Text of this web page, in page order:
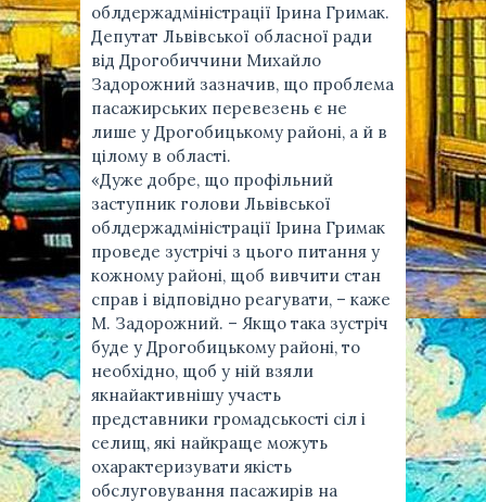
облдержадміністрації Ірина Гримак.
Депутат Львівської обласної ради
від Дрогобиччини Михайло
Задорожний зазначив, що проблема
пасажирських перевезень є не
лише у Дрогобицькому районі, а й в
цілому в області.
«Дуже добре, що профільний
заступник голови Львівської
облдержадміністрації Ірина Гримак
проведе зустрічі з цього питання у
кожному районі, щоб вивчити стан
справ і відповідно реагувати, – каже
М. Задорожний. – Якщо така зустріч
буде у Дрогобицькому районі, то
необхідно, щоб у ній взяли
якнайактивнішу участь
представники громадськості сіл і
селищ, які найкраще можуть
охарактеризувати якість
обслуговування пасажирів на